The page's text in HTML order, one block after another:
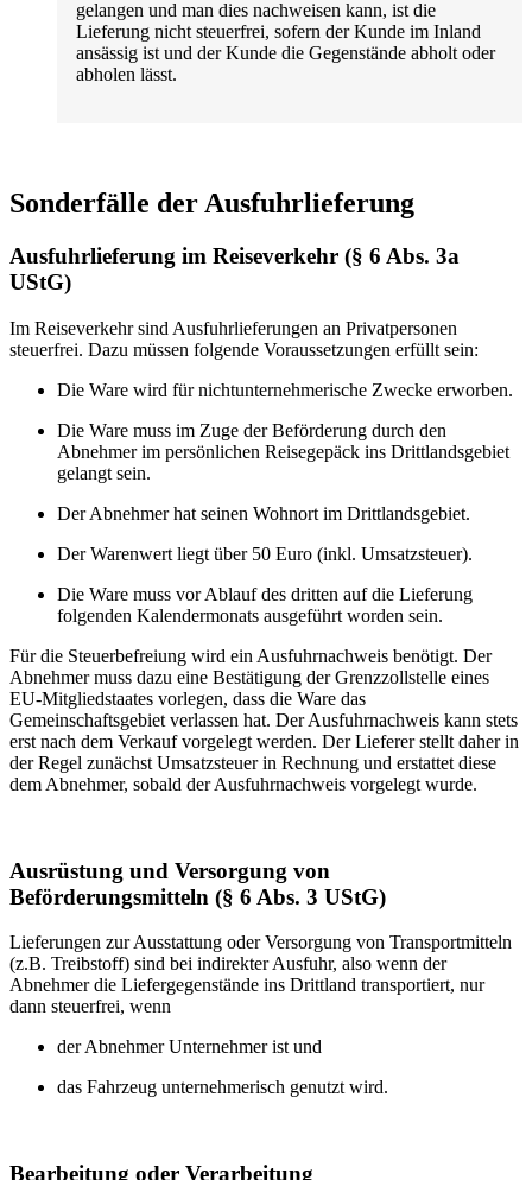
gelangen und man dies nachweisen kann, ist die
Lieferung nicht steuerfrei, sofern der Kunde im Inland
ansässig ist und der Kunde die Gegenstände abholt oder
abholen lässt.
Sonderfälle der Ausfuhrlieferung
Ausfuhrlieferung im Reiseverkehr (§ 6 Abs. 3a
UStG)
Im Reiseverkehr sind Ausfuhrlieferungen an Privatpersonen
steuerfrei. Dazu müssen folgende Voraussetzungen erfüllt sein:
Die Ware wird für nichtunternehmerische Zwecke erworben.
Die Ware muss im Zuge der Beförderung durch den
Abnehmer im persönlichen Reisegepäck ins Drittlandsgebiet
gelangt sein.
Der Abnehmer hat seinen Wohnort im Drittlandsgebiet.
Der Warenwert liegt über 50 Euro (inkl. Umsatzsteuer).
Die Ware muss vor Ablauf des dritten auf die Lieferung
folgenden Kalendermonats ausgeführt worden sein.
Für die Steuerbefreiung wird ein Ausfuhrnachweis benötigt. Der
Abnehmer muss dazu eine Bestätigung der Grenzzollstelle eines
EU-Mitgliedstaates vorlegen, dass die Ware das
Gemeinschaftsgebiet verlassen hat. Der Ausfuhrnachweis kann stets
erst nach dem Verkauf vorgelegt werden. Der Lieferer stellt daher in
der Regel zunächst Umsatzsteuer in Rechnung und erstattet diese
dem Abnehmer, sobald der Ausfuhrnachweis vorgelegt wurde.
Ausrüstung und Versorgung von
Beförderungsmitteln (§ 6 Abs. 3 UStG)
Lieferungen zur Ausstattung oder Versorgung von Transportmitteln
(z.B. Treibstoff) sind bei indirekter Ausfuhr, also wenn der
Abnehmer die Liefergegenstände ins Drittland transportiert, nur
dann steuerfrei, wenn
der Abnehmer Unternehmer ist und
das Fahrzeug unternehmerisch genutzt wird.
Bearbeitung oder Verarbeitung